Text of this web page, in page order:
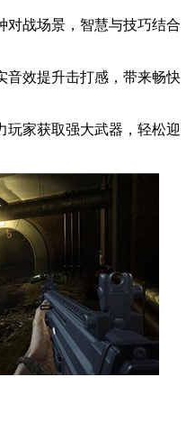
对战场景，智慧与技巧结合
音效提升击打感，带来畅快
玩家获取强大武器，轻松迎